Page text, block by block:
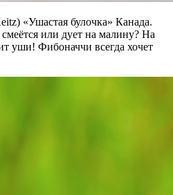
«Ушастая булочка» Канада.
или дует на малину? На
уши! Фибоначчи всегда хочет